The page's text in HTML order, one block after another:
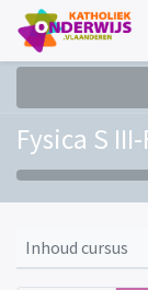
Fysica S
Inhoud cursus